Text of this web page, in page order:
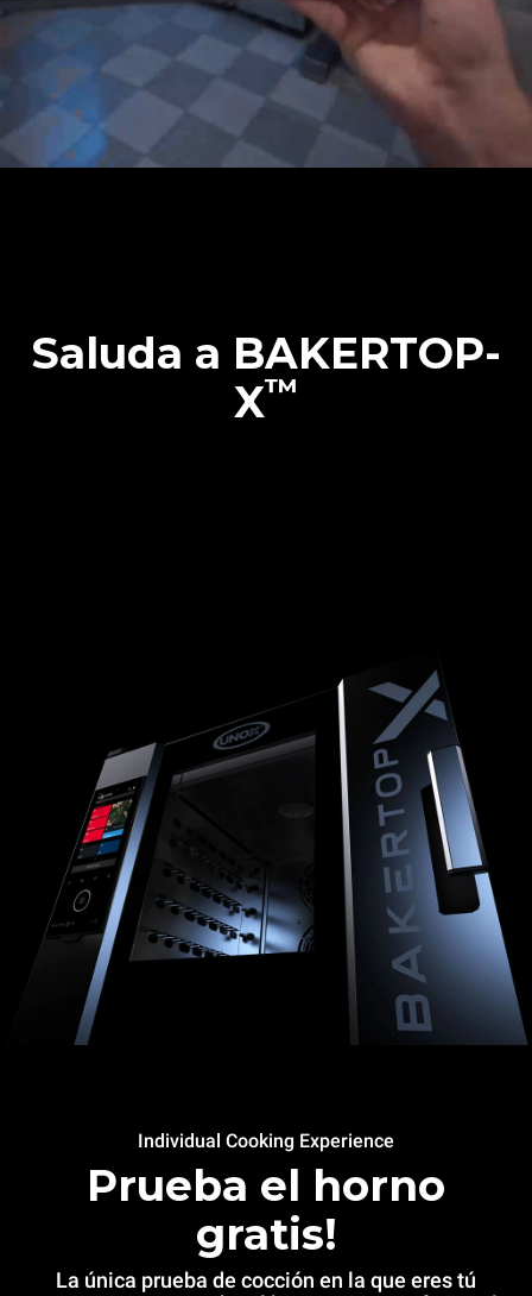
Saluda a BAKERTOP-
X™
Individual Cooking Experience
Prueba el horno
gratis!
La única prueba de cocción en la que eres tú